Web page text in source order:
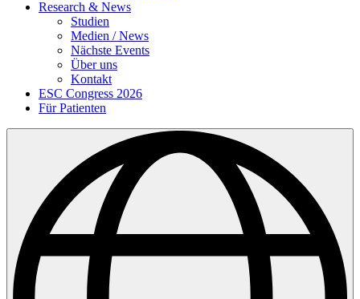
Research & News
Studien
Medien / News
Nächste Events
Über uns
Kontakt
ESC Congress 2026
Für Patienten